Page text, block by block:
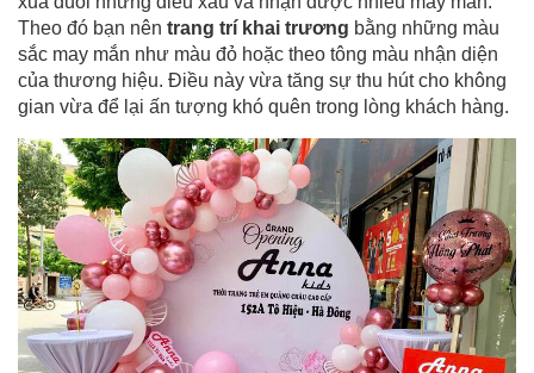
Theo đó bạn nên trang trí khai trương bằng những màu
sắc may mắn như màu đỏ hoặc theo tông màu nhận diện
của thương hiệu. Điều này vừa tăng sự thu hút cho không
gian vừa để lại ấn tượng khó quên trong lòng khách hàng.